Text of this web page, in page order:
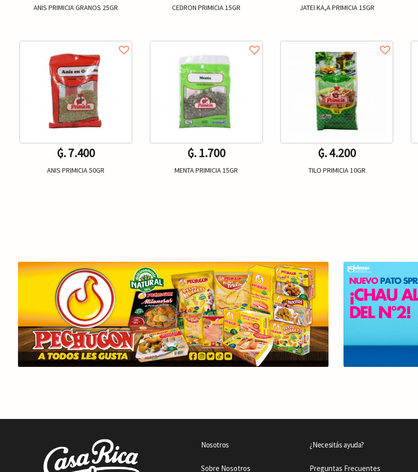
ANIS PRIMICIA GRANOS 25GR
₲. 7.400
ANIS PRIMICIA 50GR
CEDRON PRIMICIA 15GR
₲. 1.700
MENTA PRIMICIA 15GR
JATEI KA,A PRIMICIA 15GR
₲. 4.200
TILO PRIMICIA 10GR
Nosotros
Sobre Nosotros
¿Necesitás ayuda?
Preguntas Frecuentes